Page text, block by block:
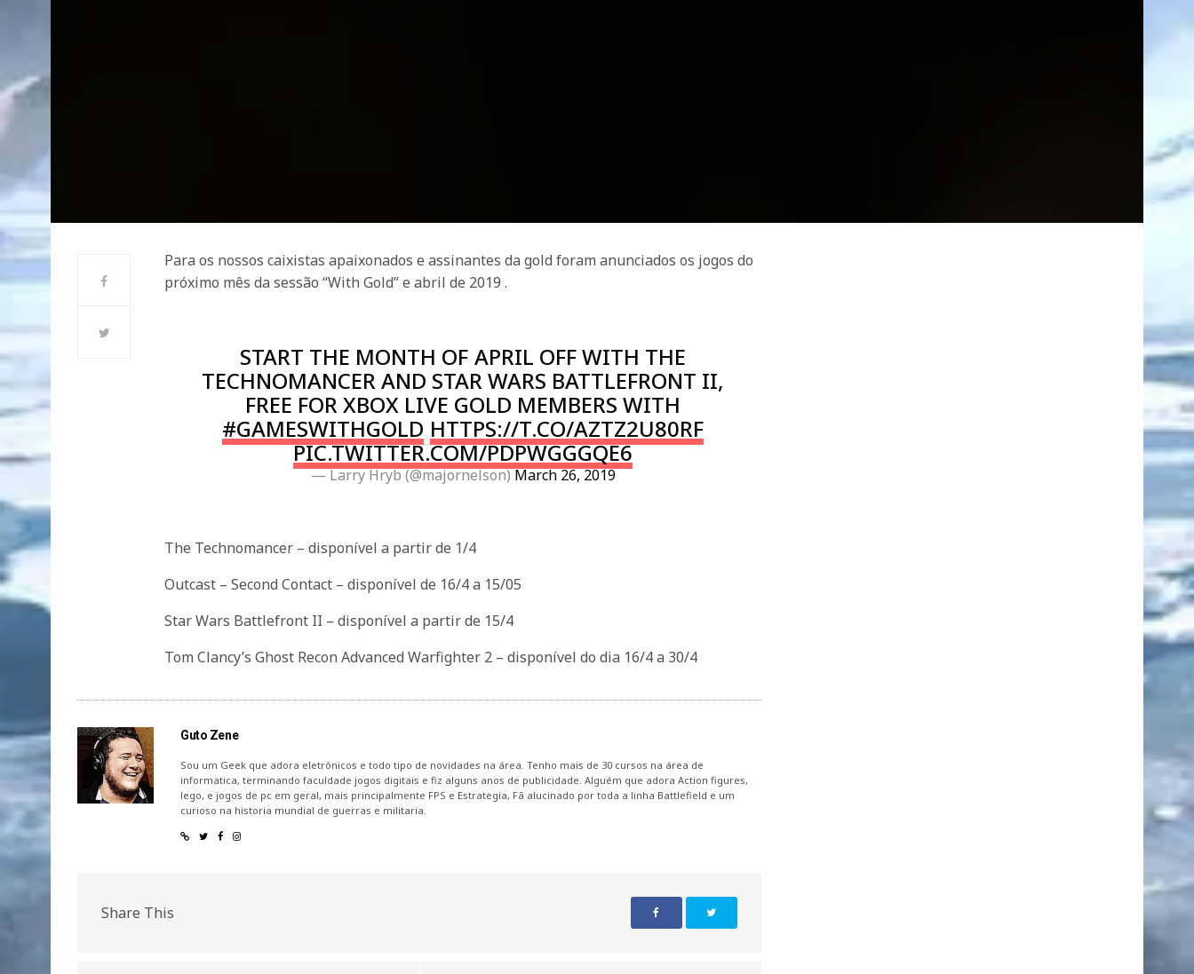
Para os nossos caixistas apaixonados e assinantes da gold foram anunciados os jogos do
próximo mês da sessão “With Gold” e abril de 2019 .
START THE MONTH OF APRIL OFF WITH THE
TECHNOMANCER AND STAR WARS BATTLEFRONT II,
FREE FOR XBOX LIVE GOLD MEMBERS WITH
#GAMESWITHGOLD HTTPS://T.CO/AZTZ2U80RF
PIC.TWITTER.COM/PDPWGGGQE6
— Larry Hryb (@majornelson)March 26, 2019
The Technomancer – disponível a partir de 1/4
Outcast – Second Contact – disponível de 16/4 a 15/05
Star Wars Battlefront II – disponível a partir de 15/4
Tom Clancy’s Ghost Recon Advanced Warfighter 2 – disponível do dia 16/4 a 30/4
Guto Zene
Sou um Geek que adora eletrônicos e todo tipo de novidades na área. Tenho mais de 30 cursos na área de
informatica, terminando faculdade jogos digitais e fiz alguns anos de publicidade. Alguém que adora Action figures,
lego, e jogos de pc em geral, mais principalmente FPS e Estrategia, Fã alucinado por toda a linha Battlefield e um
curioso na historia mundial de guerras e militaria.
Share This